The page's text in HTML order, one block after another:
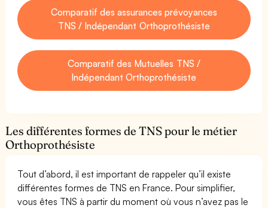
Comparatif des assurances prévoyances
TNS / Indépendant Orthoprothésiste
Comparatif des Mutuelles TNS /
Indépendant Orthoprothésiste
Les différentes formes de TNS pour le métier
Orthoprothésiste
Tout d’abord, il est important de rappeler qu’il existe
différentes formes de TNS en France. Pour simplifier,
vous êtes TNS à partir du moment où vous n’avez pas le